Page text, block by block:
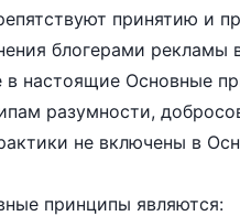
принятию и
блогерами рекламы
настоящие Основные
разумности,
не включены в
принципы являются: